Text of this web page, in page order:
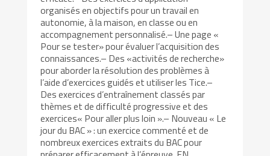
organisés en objectifs pour un travail en
autonomie, à la maison, en classe ou en
accompagnement personnalisé.– Une page «
Pour se tester» pour évaluer l’acquisition des
connaissances.– Des «activités de recherche»
pour aborder la résolution des problèmes à
l’aide d’exercices guidés et utiliser les Tice.–
Des exercices d’entraînement classés par
thèmes et de difficulté progressive et des
exercices« Pour aller plus loin ».– Nouveau « Le
jour du BAC » : un exercice commenté et de
nombreux exercices extraits du BAC pour